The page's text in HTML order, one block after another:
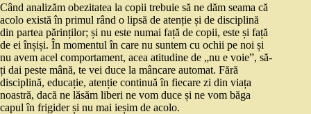
Când analizăm obezitatea la copii trebuie să ne dăm seama că
acolo există în primul rând o lipsă de atenție și de disciplină
din partea părinților; și nu este numai față de copii, este și față
de ei înșiși. În momentul în care nu suntem cu ochii pe noi și
nu avem acel comportament, acea atitudine de „nu e voie”, să-
ți dai peste mână, te vei duce la mâncare automat. Fără
disciplină, educație, atenție continuă în fiecare zi din viața
noastră, dacă ne lăsăm liberi ne vom duce și ne vom băga
capul în frigider și nu mai ieșim de acolo.